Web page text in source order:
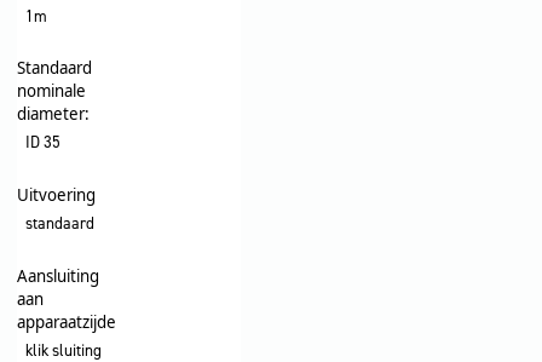
1m
Standaard
nominale
diameter:
ID 35
Uitvoering
standaard
Aansluiting
aan
apparaatzijde
klik sluiting